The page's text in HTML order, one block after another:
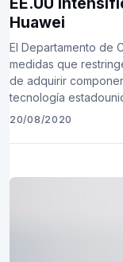
Huawei
El Departamento de
medidas que
de adquirir
tecnología
20/08/2020